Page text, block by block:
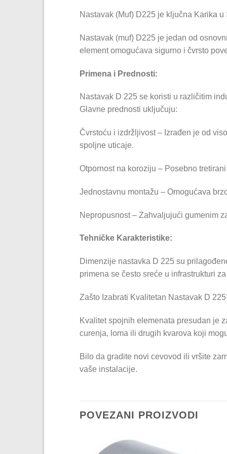
Nastavak (Muf) D225 je ključna Karika u
Nastavak (muf) D225 je jedan od
element omogućava sigurno i čvrsto
Primena i Prednosti:
Nastavak D 225 se koristi u različitim
Glavne prednosti uključuju:
Čvrstoću i izdržljivost – Izrađen je od
spoljne uticaje.
Otpornost na koroziju – Posebno
Jednostavnu montažu – Omogućava
Nepropusnost – Zahvaljujući gumenim
Tehničke Karakteristike:
Dimenzije nastavka D 225 su
primena se često sreće u infrastrukturi
Zašto Izabrati Kvalitetan Nastavak D
Kvalitet spojnih elemenata presudan je
curenja, loma ili drugih kvarova koji
Bilo da gradite novi cevovod ili vršite
vaše instalacije.
POVEZANI PROIZVODI